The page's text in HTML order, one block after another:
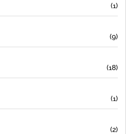
(1)
(9)
(18)
(1)
(2)